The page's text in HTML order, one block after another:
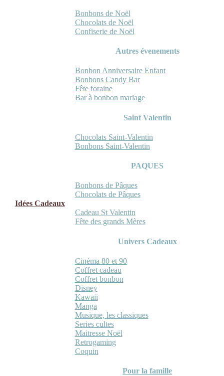
Bonbons de Noël
Chocolats de Noël
Confiserie de Noël
Autres évenements
Bonbon Anniversaire Enfant
Bonbons Candy Bar
Fête foraine
Bar à bonbon mariage
Saint Valentin
Chocolats Saint-Valentin
Bonbons Saint-Valentin
PAQUES
Bonbons de Pâques
Chocolats de Pâques
Idées Cadeaux
Cadeau St Valentin
Fête des grands Mères
Univers Cadeaux
Cinéma 80 et 90
Coffret cadeau
Coffret bonbon
Disney
Kawaii
Manga
Musique, les classiques
Series cultes
Maitresse Noël
Retrogaming
Coquin
Pour la famille